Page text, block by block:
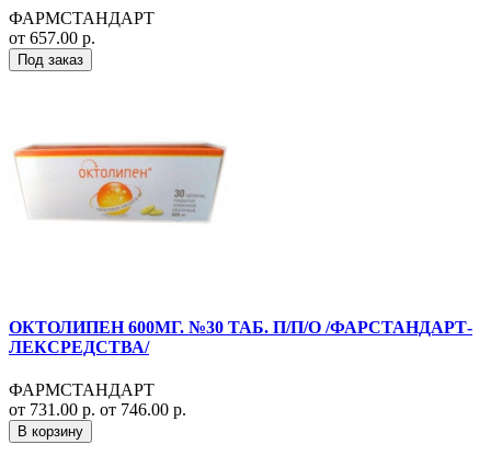
ФАРМСТАНДАРТ
от 657.00 р.
Под заказ
ОКТОЛИПЕН 600МГ. №30 ТАБ. П/П/О /ФАРСТАНДАРТ-
ЛЕКСРЕДСТВА/
ФАРМСТАНДАРТ
от 731.00 р. от 746.00 р.
В корзину